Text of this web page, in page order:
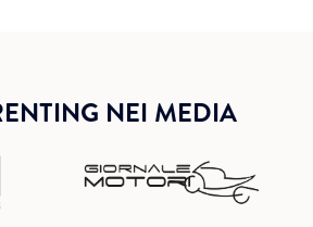
NEI MEDIA